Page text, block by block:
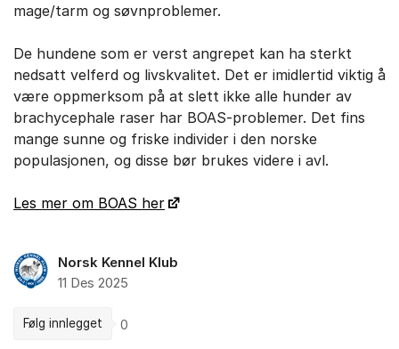
mage/tarm og søvnproblemer.
De hundene som er verst angrepet kan ha sterkt
nedsatt velferd og livskvalitet. Det er imidlertid viktig å
være oppmerksom på at slett ikke alle hunder av
brachycephale raser har BOAS-problemer. Det fins
mange sunne og friske individer i den norske
populasjonen, og disse bør brukes videre i avl.
Les mer om BOAS her
Norsk Kennel Klub
11 Des 2025
Følg innlegget 0